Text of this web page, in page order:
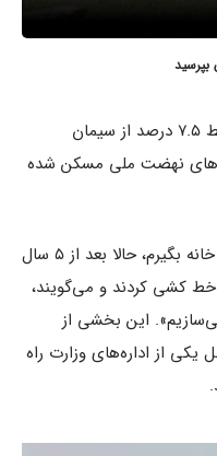
یک نهاد صنفی امروز گزارش داد که فقط ۷.۵ درصد از سیمان
۱۴۰۲ صرف پروژه‌های نهضت ملی مسکن شده
سال ۹۹ زندگی‌ام را فروختم تا از دولت خانه بگیرم، حالا بعد از ۵ سال
کشی کردند و می‌گویند،
این بخشی از
از اداره‌های وزارت راه